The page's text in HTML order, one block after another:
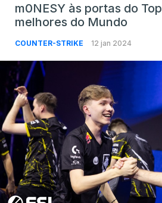
m0NESY às portas do
melhores do Mundo
COUNTER-STRIKE 12 jan 2024